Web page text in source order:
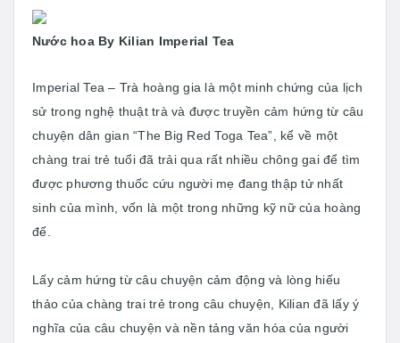
Nước hoa By Kilian Imperial Tea
Imperial Tea – Trà hoàng gia là một minh chứng của lịch
sử trong nghệ thuật trà và được truyền cảm hứng từ câu
chuyện dân gian “The Big Red Toga Tea”, kể về một
chàng trai trẻ tuổi đã trải qua rất nhiều chông gai để tìm
được phương thuốc cứu người mẹ đang thập tử nhất
sinh của mình, vốn là một trong những kỹ nữ của hoàng
đế.
Lấy cảm hứng từ câu chuyện cảm động và lòng hiếu
thảo của chàng trai trẻ trong câu chuyện, Kilian đã lấy ý
nghĩa của câu chuyện và nền tảng văn hóa của người